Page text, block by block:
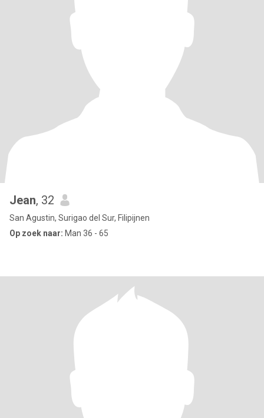
Jean, 32
San Agustin, Surigao del Sur, Filipijnen
Op zoek naar: Man 36 - 65